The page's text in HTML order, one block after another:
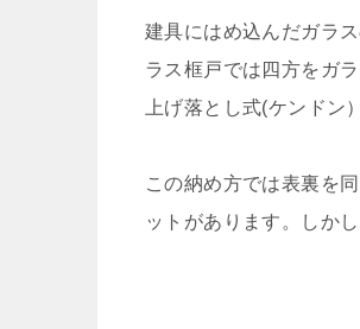
建具にはめ込んだガラ
ラス框戸では四方をガ
上げ落とし式(ケンドン
この納め方では表裏を
ットがあります。しか